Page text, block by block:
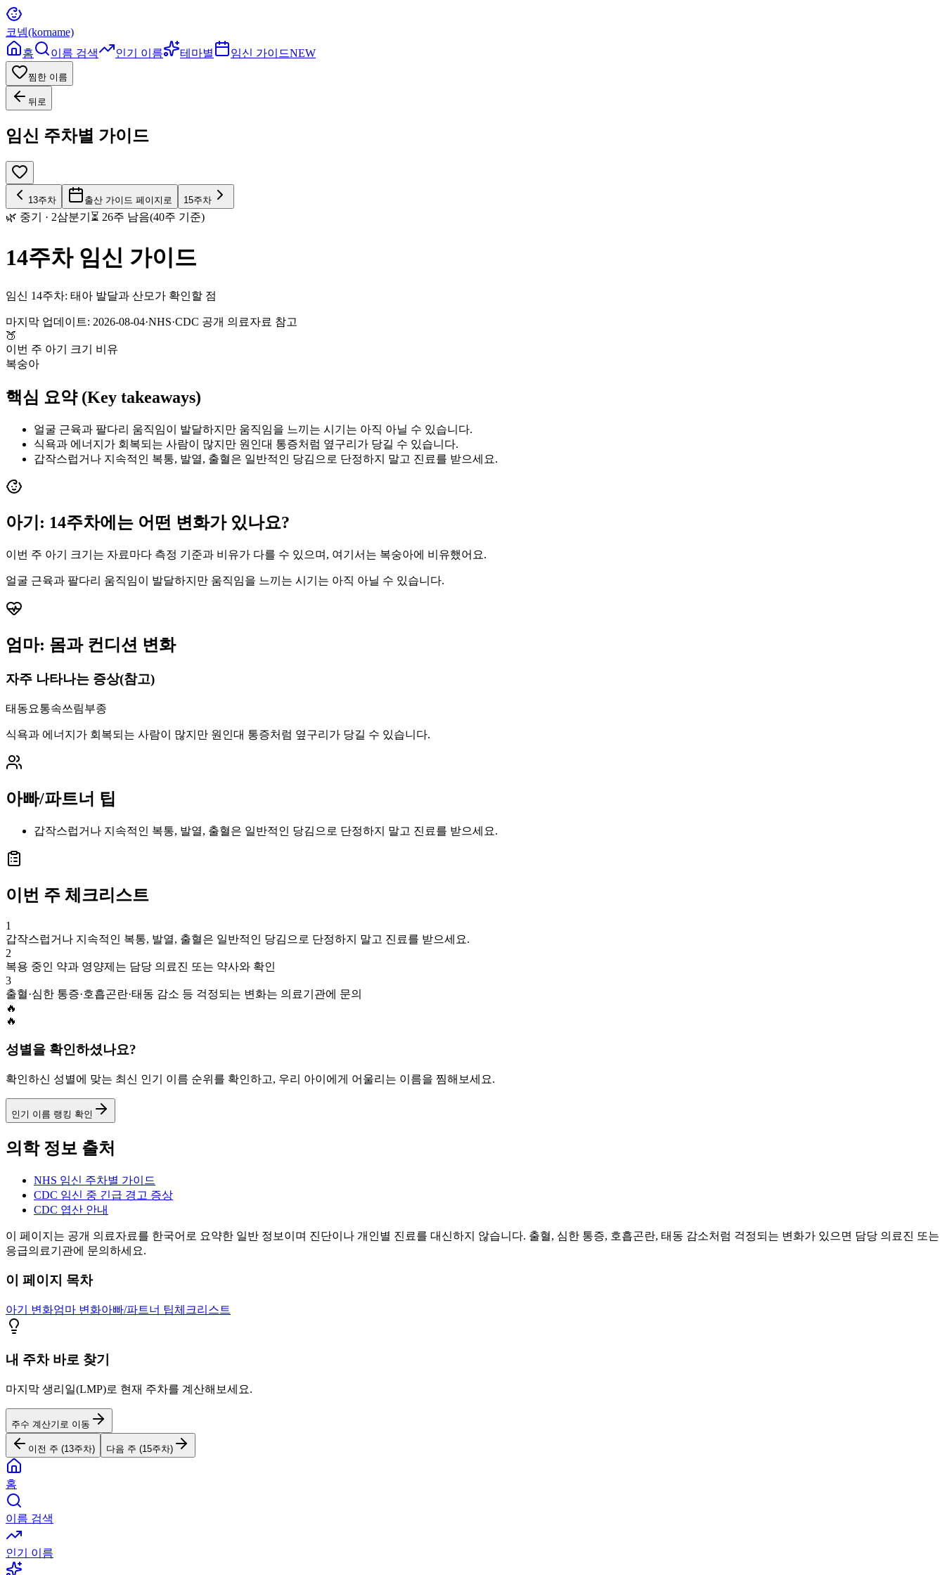
코넴(korname)
홈
이름 검색 인기 이름 테마별 임신 가이드NEW
찜한 이름
뒤로
임신 주차별 가이드
13주차 출산 가이드 페이지로 15주차
🌿 중기 · 2삼분기 ⏳ 26주 남음(40주 기준)
14주차 임신 가이드
임신 14주차: 태아 발달과 산모가 확인할 점
마지막 업데이트: 2026-08-04·NHS·CDC 공개 의료자료 참고
🍑
이번 주 아기 크기 비유
복숭아
핵심 요약 (Key takeaways)
얼굴 근육과 팔다리 움직임이 발달하지만 움직임을 느끼는 시기는 아직 아닐 수 있습니다.
식욕과 에너지가 회복되는 사람이 많지만 원인대 통증처럼 옆구리가 당길 수 있습니다.
갑작스럽거나 지속적인 복통, 발열, 출혈은 일반적인 당김으로 단정하지 말고 진료를 받으세요.
아기: 14주차에는 어떤 변화가 있나요?
이번 주 아기 크기는 자료마다 측정 기준과 비유가 다를 수 있으며, 여기서는 복숭아에 비유했어요.
얼굴 근육과 팔다리 움직임이 발달하지만 움직임을 느끼는 시기는 아직 아닐 수 있습니다.
엄마: 몸과 컨디션 변화
자주 나타나는 증상(참고)
태동요통속쓰림부종
식욕과 에너지가 회복되는 사람이 많지만 원인대 통증처럼 옆구리가 당길 수 있습니다.
아빠/파트너 팁
갑작스럽거나 지속적인 복통, 발열, 출혈은 일반적인 당김으로 단정하지 말고 진료를 받으세요.
이번 주 체크리스트
1
갑작스럽거나 지속적인 복통, 발열, 출혈은 일반적인 당김으로 단정하지 말고 진료를 받으세요.
2
복용 중인 약과 영양제는 담당 의료진 또는 약사와 확인
3
출혈·심한 통증·호흡곤란·태동 감소 등 걱정되는 변화는 의료기관에 문의
🔥
🔥
성별을 확인하셨나요?
확인하신 성별에 맞는 최신 인기 이름 순위를 확인하고, 우리 아이에게 어울리는 이름을 찜해보세요.
인기 이름 랭킹 확인
의학 정보 출처
NHS 임신 주차별 가이드
CDC 임신 중 긴급 경고 증상
CDC 엽산 안내
이 페이지는 공개 의료자료를 한국어로 요약한 일반 정보이며 진단이나 개인별 진료를 대신하지 않습니다. 출혈, 심한 통증, 호흡곤란, 태동 감소처럼 걱정되는 변화가 있으면 담당 의료진 또는
응급의료기관에 문의하세요.
이 페이지 목차
아기 변화엄마 변화아빠/파트너 팁체크리스트
내 주차 바로 찾기
마지막 생리일(LMP)로 현재 주차를 계산해보세요.
주수 계산기로 이동
이전 주 (13주차) 다음 주 (15주차)
홈
이름 검색
인기 이름